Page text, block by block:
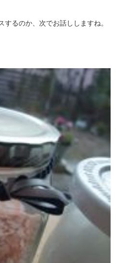
るのか、次でお話ししますね。